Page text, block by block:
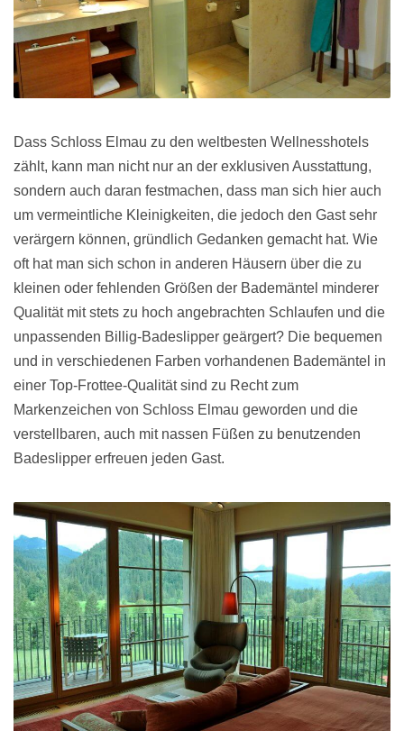
Dass Schloss Elmau zu den weltbesten Wellnesshotels
zählt, kann man nicht nur an der exklusiven Ausstattung,
sondern auch daran festmachen, dass man sich hier auch
um vermeintliche Kleinigkeiten, die jedoch den Gast sehr
verärgern können, gründlich Gedanken gemacht hat. Wie
oft hat man sich schon in anderen Häusern über die zu
kleinen oder fehlenden Größen der Bademäntel minderer
Qualität mit stets zu hoch angebrachten Schlaufen und die
unpassenden Billig-Badeslipper geärgert? Die bequemen
und in verschiedenen Farben vorhandenen Bademäntel in
einer Top-Frottee-Qualität sind zu Recht zum
Markenzeichen von Schloss Elmau geworden und die
verstellbaren, auch mit nassen Füßen zu benutzenden
Badeslipper erfreuen jeden Gast.